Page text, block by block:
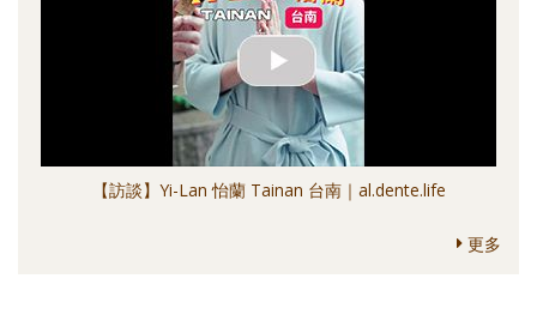
【訪談】Yi-Lan 怡蘭 Tainan 台南｜al.dente.life
更多